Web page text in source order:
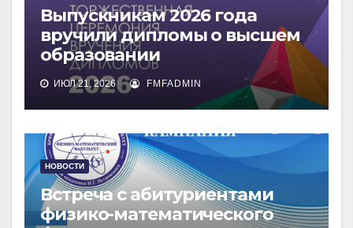
Выпускникам 2026 года
вручили дипломы о высшем
образовании
ИЮЛ 21, 2026 FMFADMIN
НОВОСТИ
Встреча с абитуриентами
физико-математического